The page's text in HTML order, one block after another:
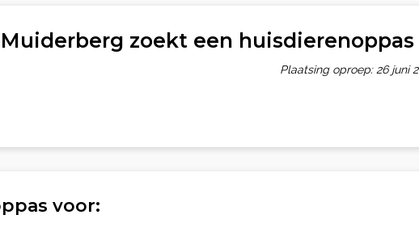
zoekt een huisdierenoppas
Plaatsing oproep: 26 juni
voor: